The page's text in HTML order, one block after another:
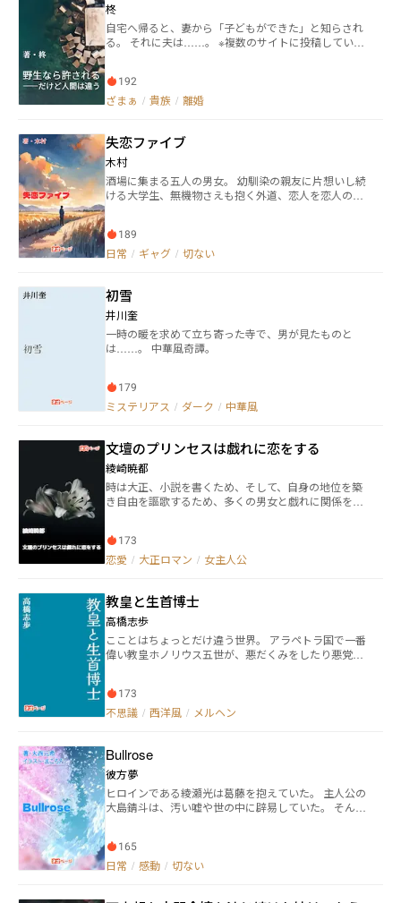
柊
自宅へ帰ると、妻から「子どもができた」と知らされ
る。 それに夫は……。 ※複数のサイトに投稿していま
192
ざまぁ / 貴族 / 離婚
失恋ファイブ
木村
酒場に集まる五人の男女。 幼馴染の親友に片想いし続
ける大学生、無機物さえも抱く外道、恋人を恋人の元
手はみんなゲイの紅一点。 ここは【失恋ファイブ】。
今日も今日とて失恋つまみに地獄の宴を繰り広げる。
写があります ※登場人物、全員当て馬のため失恋しか
しません
189
日常 / ギャグ / 切ない
初雪
井川奎
一時の暖を求めて立ち寄った寺で、男が見たものと
は……。 中華風奇譚。
179
ミステリアス / ダーク / 中華風
文壇のプリンセスは戯れに恋をする
綾崎暁都
時は大正、小説を書くため、そして、自身の地位を築
き自由を謳歌するため、多くの男女と戯れに関係を持
173
恋愛 / 大正ロマン / 女主人公
教皇と生首博士
高橋志歩
こことはちょっとだけ違う世界。 アラペトラ国で一番
偉い教皇ホノリウス五世が、悪だくみをしたり悪党に
「小説家になろう」でも公開しています。 （この物語
は創作です。登場する人物、団体、場所、出来事はす
173
不思議 / 西洋風 / メルヘン
Bullrose
彼方夢
ヒロインである綾瀬光は葛藤を抱えていた。 主人公の
大島錆斗は、汚い嘘や世の中に辟易していた。 そんな
165
日常 / 感動 / 切ない